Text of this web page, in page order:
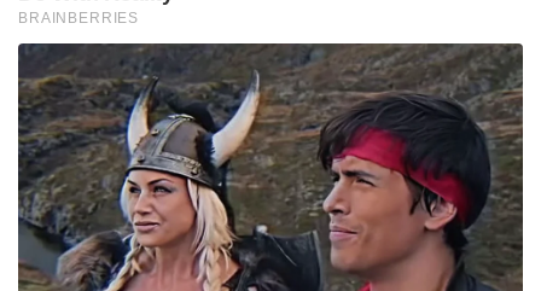
BRAINBERRIES